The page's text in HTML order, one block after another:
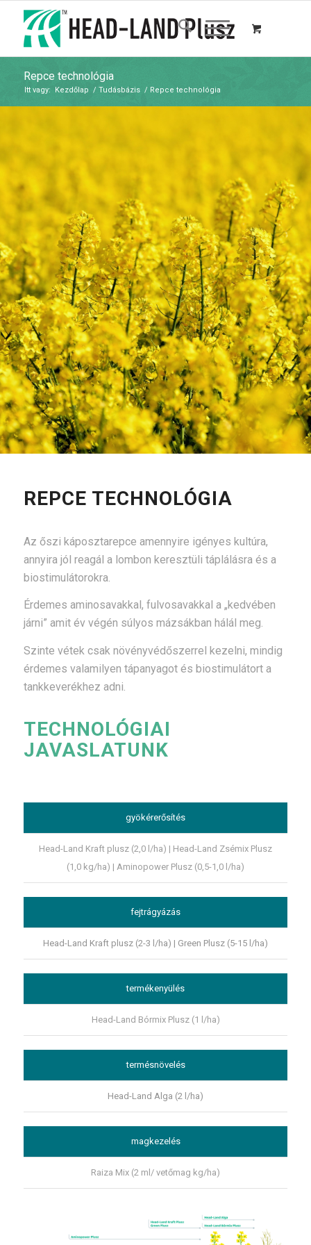
Repce technológia
Itt vagy: Kezdőlap / Tudásbázis / Repce technológia
REPCE TECHNOLÓGIA
Az őszi káposztarepce amennyire igényes kultúra,
annyira jól reagál a lombon keresztüli táplálásra és a
biostimulátorokra.
Érdemes aminosavakkal, fulvosavakkal a „kedvében
járni” amit év végén súlyos mázsákban hálál meg.
Szinte vétek csak növényvédőszerrel kezelni, mindig
érdemes valamilyen tápanyagot és biostimulátort a
tankkeverékhez adni.
TECHNOLÓGIAI
JAVASLATUNK
gyökérerősítés
Head-Land Kraft plusz (2,0 l/ha) | Head-Land Zsémix Plusz
(1,0 kg/ha) | Aminopower Plusz (0,5-1,0 l/ha)
fejtrágyázás
Head-Land Kraft plusz (2-3 l/ha) | Green Plusz (5-15 l/ha)
termékenyülés
Head-Land Bórmix Plusz (1 l/ha)
termésnövelés
Head-Land Alga (2 l/ha)
magkezelés
Raiza Mix (2 ml/ vetőmag kg/ha)